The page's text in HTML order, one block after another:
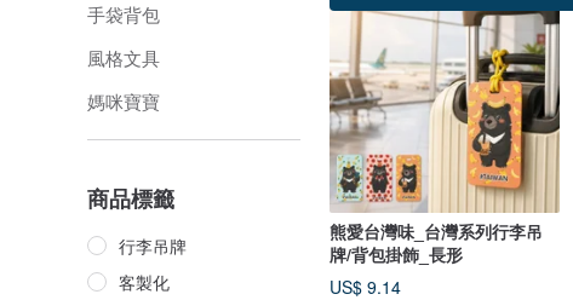
手袋背包
風格文具
媽咪寶寶
商品標籤
行李吊牌
客製化
熊愛台灣味_台灣系列行李吊
牌/背包掛飾_長形
US$ 9.14